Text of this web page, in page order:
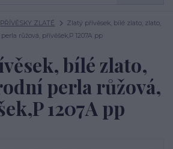
PŘÍVĚSKY ZLATÉ
Zlatý přívěsek, bílé zlato, zlato,
růžová, přívěšek,P 1207A pp
bílé zlato,
perla růžová,
1207A pp